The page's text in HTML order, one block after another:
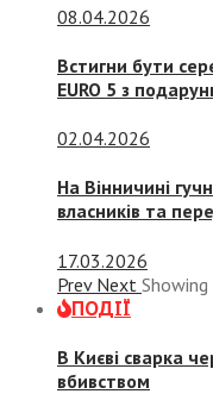
08.04.2026
Встигни бути
EURO 5 з
02.04.2026
На Вінничині
власників та
17.03.2026
Prev Next Showing
ПОДІЇ
В Києві сварка
вбивством